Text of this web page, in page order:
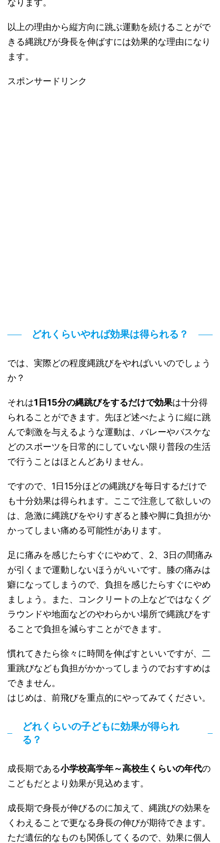
なります。
以上の理由から縦方向に跳ぶ運動を続けることがで
きる縄跳びが身長を伸ばすには効果的な理由になり
ます。
スポンサードリンク
どれくらいやれば効果は得られる？
では、実際どの程度縄跳びをやればいいのでしょう
か？
それは1日15分の縄跳びをするだけで効果は十分得
られることができます。先ほど述べたように縦に跳
んで刺激を与えるような運動は、バレーやバスケな
どのスポーツを日常的にしていない限り普段の生活
で行うことはほとんどありません。
ですので、1日15分ほどの縄跳びを毎日するだけで
も十分効果は得られます。ここで注意して欲しいの
は、急激に縄跳びをやりすぎると膝や脚に負担がか
かってしまい痛める可能性があります。
足に痛みを感じたらすぐにやめて、2、3日の間痛み
が引くまで運動しないほうがいいです。膝の痛みは
癖になってしまうので、負担を感じたらすぐにやめ
ましょう。また、コンクリートの上などではなくグ
ラウンドや地面などのやわらかい場所で縄跳びをす
ることで負担を減らすことができます。
慣れてきたら徐々に時間を伸ばすといいですが、二
重跳びなども負担がかかってしまうのでおすすめは
できません。
はじめは、前飛びを重点的にやってみてください。
どれくらいの子どもに効果が得られ
る？
成長期である小学校高学年～高校生くらいの年代の
こどもだとより効果が見込めます。
成長期で身長が伸びるのに加えて、縄跳びの効果を
くわえることで更なる身長の伸びが期待できます。
ただ遺伝的なものも関係してくるので、効果に個人